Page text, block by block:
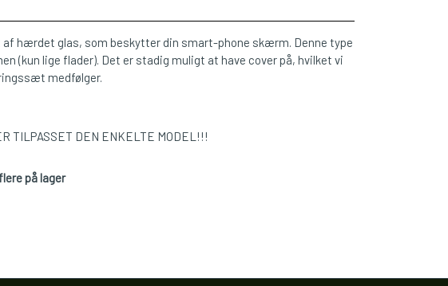
hærdet glas, som beskytter din smart-phone skærm. Denne type
(kun lige flader). Det er stadig muligt at have cover på, hvilket vi
medfølger.
TILPASSET DEN ENKELTE MODEL!!!
på lager